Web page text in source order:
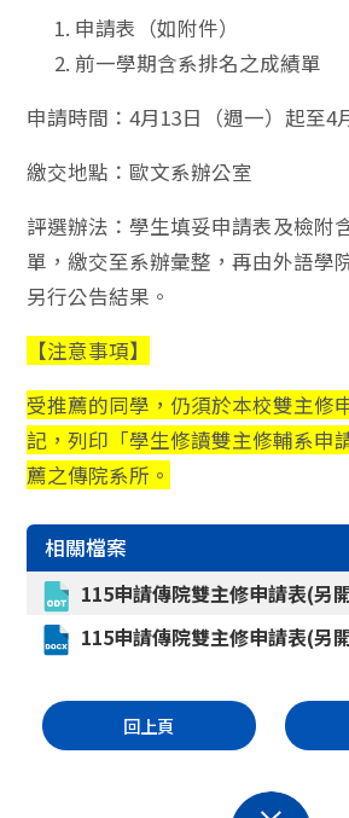
申請表（如附件）
前一學期含系排名之成績單
申請時間：4月13日（週一）起至4
繳交地點：歐文系辦公室
評選辦法：學生填妥申請表及檢附
單，繳交至系辦彙整，再由外語學
另行公告結果。
【注意事項】
受推薦的同學，仍須於本校雙主修
記，列印「學生修讀雙主修輔系申
薦之傳院系所。
相關檔案
115申請傳院雙主修申請表(另
115申請傳院雙主修申請表(另
回上頁